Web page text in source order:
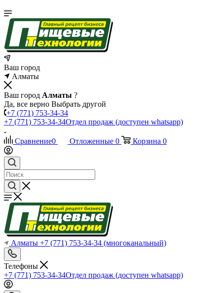
Ваш город
Алматы
Ваш город Алматы ?
Да, все верно Выбрать другой
+7 (771) 753-34-34
+7 (771) 753-34-34Отдел продаж (доступен whatsapp)
Сравнение0 Отложенные 0 Корзина 0
Алматы +7 (771) 753-34-34 (многоканальный)
Телефоны
+7 (771) 753-34-34Отдел продаж (доступен whatsapp)